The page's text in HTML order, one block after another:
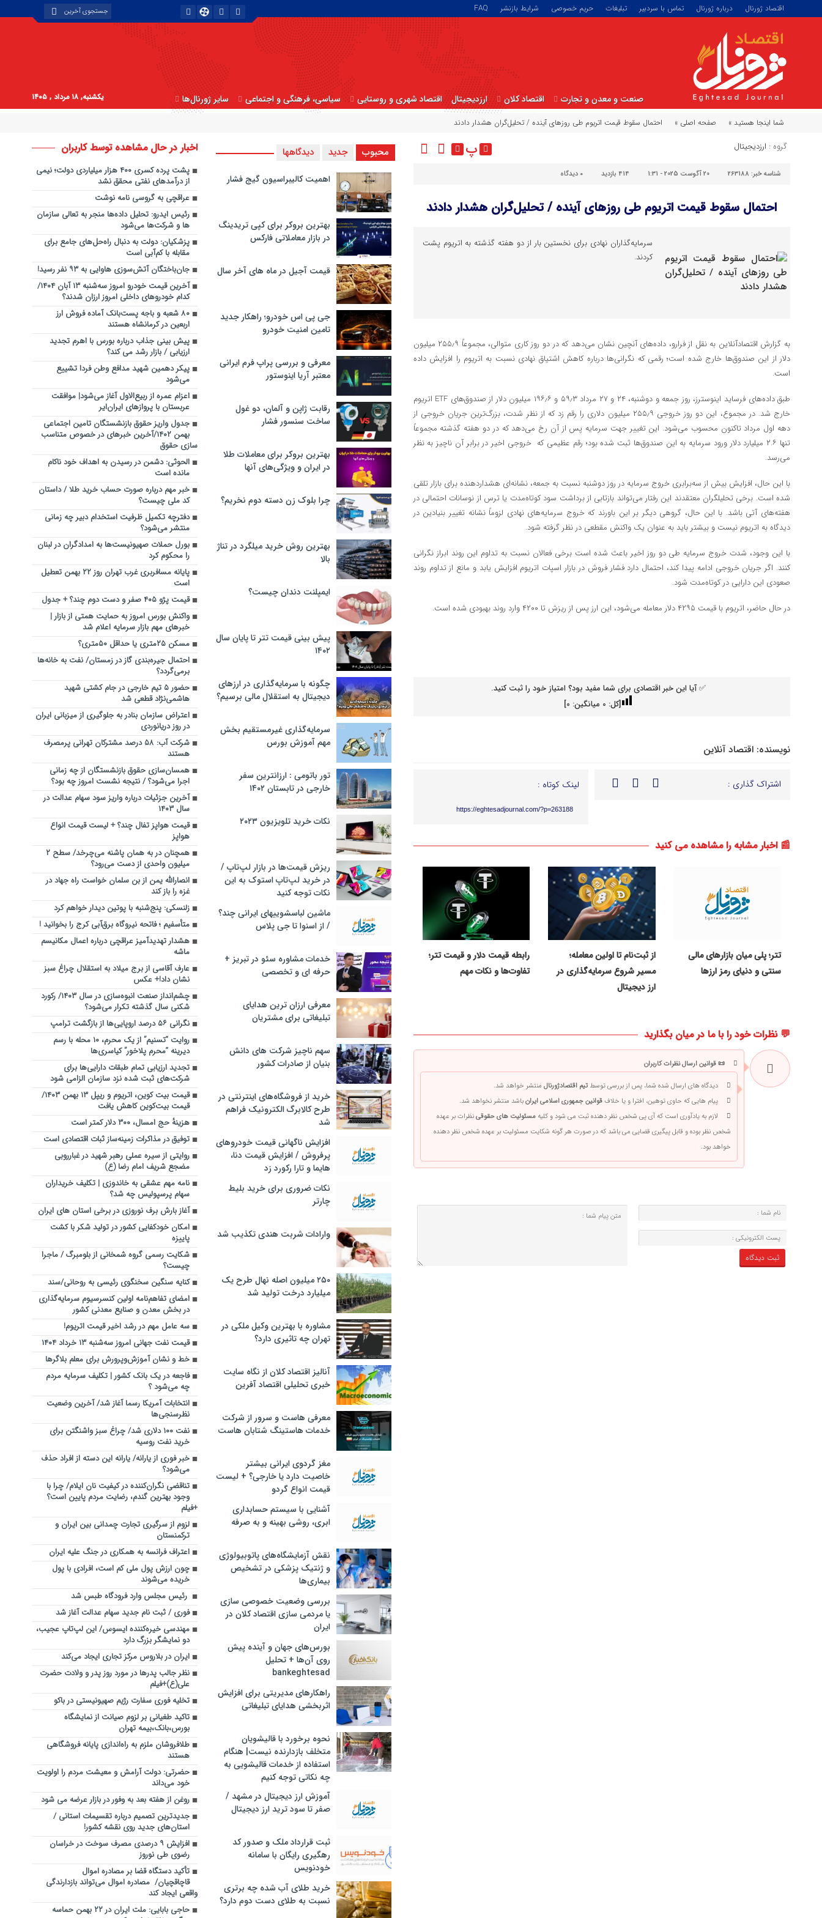
اقتصاد ژورنال درباره ژورنال تماس با سردبیر تبلیغات حریم خصوصی شرایط بازنشر FAQ
صنعت و معدن و تجارت اقتصاد کلان ارزدیجیتال اقتصاد شهری و روستایی سیاسی، فرهنگی و اجتماعی سایر ژورنال‌ها یکشنبه, ۱۸ مرداد , ۱۴۰۵
شما اینجا هستید » صفحه اصلی » احتمال سقوط قیمت اتریوم طی روزهای آینده / تحلیل‌گران هشدار دادند
گروه : ارزدیجیتال پ
شناسه خبر: 263188 20 آگوست 2025 - 1:31 414 بازدید ۰ دیدگاه
احتمال سقوط قیمت اتریوم طی روزهای آینده / تحلیل‌گران هشدار دادند
سرمایه‌گذاران نهادی برای نخستین بار از دو هفته گذشته به اتریوم پشت
کردند.
به گزارش اقتصادآنلاین به نقل از فرارو، داده‌های آنچین نشان می‌دهد که در دو روز کاری متوالی، مجموعاً ۲۵۵٫۹ میلیون
دلار از این صندوق‌ها خارج شده است؛ رقمی که نگرانی‌ها درباره کاهش اشتیاق نهادی نسبت به اتریوم را افزایش داده
است.
طبق داده‌های فرساید اینوسترز، روز جمعه و دوشنبه، ۲۴ و ۲۷ مرداد ۵۹٫۳ و ۱۹۶٫۶ میلیون دلار از صندوق‌های ETF اتریوم
خارج شد. در مجموع، این دو روز خروجی ۲۵۵٫۹ میلیون دلاری را رقم زد که از نظر شدت، بزرگ‌ترین جریان خروجی از
دهه اول مرداد تاکنون محسوب می‌شود. این تغییر جهت سرمایه پس از آن رخ می‌دهد که در دو هفته گذشته مجموعاً
تنها ۲.۶ میلیارد دلار ورود سرمایه به این صندوق‌ها ثبت شده بود؛ رقم عظیمی که خروجی اخیر در برابر آن ناچیز به نظر
می‌رسد.
با این حال، افزایش بیش از سه‌برابری خروج سرمایه در روز دوشنبه نسبت به جمعه، نشانه‌ای هشداردهنده برای بازار تلقی
شده است. برخی تحلیلگران معتقدند این رفتار می‌تواند بازتابی از برداشت سود کوتاه‌مدت یا ترس از نوسانات احتمالی در
هفته‌های آتی باشد. با این حال، گروهی دیگر بر این باورند که خروج سرمایه‌های نهادی لزوماً نشانه تغییر بنیادین در
دیدگاه به اتریوم نیست و بیشتر باید به عنوان یک واکنش مقطعی در نظر گرفته شود.
با این وجود، شدت خروج سرمایه طی دو روز اخیر باعث شده است برخی فعالان نسبت به تداوم این روند ابراز نگرانی
کنند. اگر جریان خروجی ادامه پیدا کند، احتمال دارد فشار فروش در بازار اسپات اتریوم افزایش یابد و مانع از تداوم روند
صعودی این دارایی در کوتاه‌مدت شود.
در حال حاضر، اتریوم با قیمت ۴۲۹۵ دلار معامله می‌شود، این ارز پس از ریزش تا ۴۲۰۰ وارد روند بهبودی شده است.
✅ آیا این خبر اقتصادی برای شما مفید بود؟ امتیاز خود را ثبت کنید.
[کل: 0 میانگین: 0
]
نویسنده: اقتصاد آنلاین
اشتراک گذاری : لینک کوتاه :
https://eghtesadjournal.com/?p=263188
📰 اخبار مشابه را مشاهده می کنید
تتر؛ پلی میان بازارهای مالی
سنتی و دنیای رمز ارزها
از ثبت‌نام تا اولین معامله؛
مسیر شروع سرمایه‌گذاری در
ارز دیجیتال
رابطه قیمت دلار و قیمت تتر؛
تفاوت‌ها و نکات مهم
💬 نظرات خود را با ما در میان بگذارید
📜 قوانین ارسال نظرات کاربران
دیدگاه های ارسال شده شما، پس از بررسی توسط تیم اقتصادژورنال منتشر خواهد شد.
پیام هایی که حاوی توهین، افترا و یا خلاف قوانین جمهوری اسلامی ایرانباشد منتشر نخواهد شد.
لازم به یادآوری است که آی پی شخص نظر دهنده ثبت می شود و کلیه مسئولیت های حقوقینظرات بر عهده
شخص نظر بوده و قابل پیگیری قضایی می باشد که در صورت هر گونه شکایت مسئولیت بر عهده شخص نظر دهنده
خواهد بود.
محبوب جدید دیدگاهها
اهمیت کالیبراسیون گیج فشار
بهترین بروکر برای کپی‌ تریدینگ
در بازار معاملاتی فارکس
قیمت آجیل در ماه های آخر سال
جی پی اس خودرو؛ راهکار جدید
تامین امنیت خودرو
معرفی و بررسی پراپ فرم ایرانی
معتبر آریا اینوستور
رقابت ژاپن و آلمان، دو غول
ساخت سنسور فشار
بهترین بروکر برای معاملات طلا
در ایران و ویژگی‌های آنها
چرا بلوک زن دسته دوم نخریم؟
بهترین روش خرید میلگرد در تناژ
بالا
ایمپلنت دندان چیست؟
پیش بینی قیمت تتر تا پایان سال
۱۴۰۲
چگونه با سرمایه‌گذاری در ارزهای
دیجیتال به استقلال مالی برسیم؟
سرمایه‌گذاری غیرمستقیم بخش
مهم آموزش بورس
تور باتومی : ارزانترین سفر
خارجی در تابستان ۱۴۰۲
نکات خرید تلویزیون ۲۰۲۳
ریزش قیمت‌ها در بازار لپ‌تاپ /
در خرید لپ‌تاپ استوک به این
نکات توجه کنید
ماشین لباسشویی‎های ایرانی چند؟
/ از اسنوا تا جی پلاس
خدمات مشاوره سئو در تبریز +
حرفه ای و تخصصی
معرفی ارزان ترین هدایای
تبلیغاتی برای مشتریان
سهم ناچیز شرکت های دانش
بنیان از صادرات کشور
خرید از فروشگاه‌های اینترنتی در
طرح کالابرگ الکترونیک فراهم
شد
افزایش ناگهانی قیمت خودروهای
پرفروش / افزایش قیمت دنا،
هایما و تارا رکورد زد
نکات ضروری برای خرید بلیط
چارتر
وارادات شربت هندی تکذیب شد
۲۵۰ میلیون اصله نهال طرح یک
میلیارد درخت تولید شد
مشاوره با بهترین وکیل ملکی در
تهران چه تاثیری دارد؟
آنالیز اقتصاد کلان از نگاه سایت
خبری تحلیلی اقتصاد آفرین
معرفی هاست و سرور از شرکت
خدمات هاستینگ شتابان هاست
مغز گردوی ایرانی بیشتر
خاصیت دارد یا خارجی؟ + لیست
قیمت انواع گردو
آشنایی با سیستم حسابداری
ابری، روشی بهینه و به صرفه
نقش آزمایشگاه‌های پاتوبیولوژی
و ژنتیک پزشکی در تشخیص
بیماری‌ها
بررسی وضعیت خصوصی سازی
یا مردمی سازی اقتصاد کلان در
ایران
بورس‌های جهان و آینده پیش
روی آن‌ها + تحلیل
bankeghtesad
راهکارهای مدیریتی برای افزایش
اثربخشی هدایای تبلیغاتی
نحوه برخورد با قالیشویان
متخلف بازدارنده نیست| هنگام
استفاده از خدمات قالیشویی به
چه نکاتی توجه کنیم
آموزش ارز دیجیتال در مشهد /
صفر تا سود ترید ارز دیجیتال
ثبت قرارداد ملک و صدور کد
رهگیری رایگان با سامانه
خودنویس
خرید طلای آب شده چه برتری
نسبت به طلای دست دوم دارد؟
اخبار در حال مشاهده توسط کاربران
پشت پرده کسری ۴۰۰ هزار میلیاردی دولت؛ نیمی
از درآمدهای نفتی محقق نشد
عراقچی به گروسی نامه نوشت
رئیس ایدرو: تحلیل ‌داده‌ها منجر به تعالی سازمان
ها و شرکت‌ها می‌شود
پزشکیان: دولت به دنبال راه‌حل‌های جامع برای
مقابله با کم‌آبی است
جان‌باختگان آتش‌سوزی‌ هاوایی به ۹۳ نفر رسید!
آخرین قیمت خودرو امروز سه‌شنبه ۱۳ آبان ۱۴۰۴/
کدام خودروهای داخلی امروز ارزان شدند؟
۸۰ شعبه و باجه پست‌بانک آماده فروش ارز
اربعین در کرمانشاه هستند
پیش بینی جذاب درباره بورس با اهرم تجدید
ارزیابی / بازار رشد می کند؟
پیکر دهمین شهید مدافع وطن فردا تشییع
می‌شود
اعزام‌ عمره از ربیع‌الاول آغاز می‌شود| موافقت
عربستان با پروازهای ایران‌ایر
جدول واریز حقوق بازنشستگان تامین اجتماعی
بهمن ۱۴۰۲/آخرین خبر‌های در خصوص متناسب
سازی حقوق
الحوثی: دشمن در رسیدن به اهداف خود ناکام
مانده است
خبر مهم درباره صورت حساب خرید طلا / داستان
کد ملی چیست؟
دفترچه تکمیل ظرفیت استخدام دبیر چه زمانی
منتشر می‌شود؟
بورل حملات صهیونیست‌ها به امدادگران در لبنان
را محکوم کرد
پایانه مسافربری غرب تهران روز ۲۲ بهمن تعطیل
است
قیمت پژو ۴۰۵ صفر و دست دوم چند؟ + جدول
واکنش بورس امروز به حمایت همتی از بازار |
خبرهای مهم بازار سرمایه اعلام شد
مسکن ۲۵متری یا حداقل ۵۰متری؟
احتمال جیره‌بندی گاز در زمستان/ نفت به خانه‌ها
برمی‌گردد؟
حضور ۵ تیم خارجی در جام کشتی شهید
هاشمی‌نژاد قطعی شد
اعتراض سازمان بنادر به جلوگیری از میزبانی ایران
در روز دریانوردی
شرکت آب: ۵۸ درصد مشترکان تهرانی پرمصرف
هستند
همسان‌سازی حقوق بازنشستگان از چه زمانی
اجرا می‌شود؟ / نتیجه نشست امروز چه بود؟
آخرین جزئیات درباره واریز سود سهام عدالت در
سال ۱۴۰۳
قیمت هواپز تفال چند؟ + لیست قیمت انواع
هواپز
همچنان در به همان پاشنه می‌چرخد/ سطح ۲
میلیون واحدی از دست می‌رود؟
انصارالله یمن از بن سلمان خواست راه جهاد در
غزه را باز کند
زلنسکی: پنج‌شنبه با پوتین دیدار خواهم کرد
متأسفیم ؛ فاتحه نیروگاه برق‌آبی کرج را بخوانید !
هشدار تهدیدآمیز عراقچی درباره اعمال مکانیسم
ماشه
عارف آقاسی از برج میلاد به استقلال چراغ سبز
نشان داد!+ عکس
چشم‌انداز صنعت انبوه‌سازی در سال ۱۴۰۳/ رکورد
شکنی سال گذشته تکرار می‌شود؟
نگرانی ۵۶ درصد اروپایی‌ها از بازگشت ترامپ
روایت “تسنیم” از یک محرم، ۱۰ محله با رسم
دیرینه “محرم پلاخور” کیاسری‌ها
تجدید ارزیابی تمام طبقات دارایی‌ها برای
شرکت‌های ثبت شده نزد سازمان الزامی شود
قیمت بیت کوین، اتریوم و ریپل ۱۳ بهمن ۱۴۰۳/
قیمت بیت‌کوین کاهش یافت
هزینهٔ حج امسال، ۳۰۰ دلار کمتر است
توفیق در مذاکرات زمینه‌ساز ثبات اقتصادی است
روایتی از سیره عملی رهبر شهید در غبارروبی
مضجع شریف امام رضا (ع)
نامه مهم عشقی به خاندوزی | تکلیف خریداران
سهام پرسپولیس چه شد؟
آغاز بارش برف نوروزی در برخی استان های ایران
امکان خودکفایی کشور در تولید شکر با کشت
پاییزه
شکایت رسمی گروه شمخانی از بلومبرگ / ماجرا
چیست؟
کنایه سنگین سخنگوی رئیسی به روحانی/سند
امضای تفاهم‌نامه اولین کنسرسیوم سرمایه‌گذاری
در بخش معدن و صنایع معدنی کشور
سه عامل مهم در رشد اخیر قیمت اتریوم!
قیمت نفت جهانی امروز سه‌شنبه ۱۳ خرداد ۱۴۰۴
خط و نشان آموزش‌وپرورش برای معلم بلاگرها
فاجعه در یک بانک کشور | تکلیف سرمایه مردم
چه می‌شود ؟
انتخابات آمریکا رسما آغاز شد/ آخرین وضعیت
نظرسنجی‌ها
نفت ۱۰۰ دلاری شد/ چراغ سبز واشنگتن برای
خرید نفت روسیه
خبر فوری از یارانه/ یارانه این دسته از افراد حذف
می‌شود؟
تناقضی نگران‌کننده در کیفیت نان ایلام/ چرا با
وجود بهترین گندم، رضایت مردم پایین است؟
+فیلم
لزوم از سرگیری تجارت چمدانی بین ایران و
ترکمنستان
اعتراف فرانسه به همکاری در جنگ علیه ایران
چون ارزش پول ملی کم است، افرادی با پول
خریده می‌شوند
رئیس مجلس وارد فرودگاه طبس شد
فوری / ثبت نام جدید سهام عدالت آغاز شد
مهندسی خیره‌کننده ایسوس/ این لپ‌تاپ عجیب،
دو نمایشگر بزرگ دارد
ایران در بلاروس مرکز تجاری ایجاد می‌کند
نظر جالب پدرها در مورد روز پدر و ولادت حضرت
علی(ع)+فیلم
تخلیه فوری سفارت رژیم صهیونیستی در باکو
تاکید طغیانی بر لزوم صیانت از نمایشگاه
بورس،بانک،بیمه تهران
طلافروشان ملزم به راه‌اندازی پایانه فروشگاهی
هستند
حضرتی: دولت آرامش و معیشت مردم را اولویت
خود می‌داند
روغن از هفته بعد به وفور در بازار عرضه می شود
جدیدترین تصمیم درباره تقسیمات استانی /
استان‌های جدید روی نقشه کشور!
افزایش ۹ درصدی مصرف سوخت در خراسان
رضوی طی نوروز
تأکید دستگاه قضا بر مصادره اموال
قاچاقچیان/ مصادره اموال می‌تواند بازدارندگی
واقعی ایجاد کند
حاجی بابایی: ملت ایران در ۲۲ بهمن حماسه